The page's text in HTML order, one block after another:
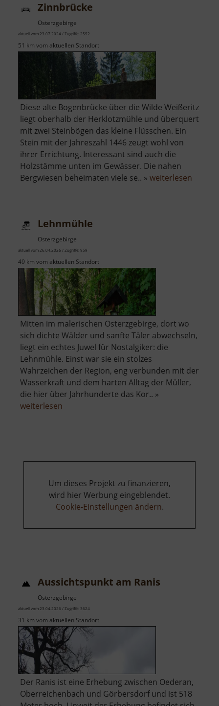
Frauenstein
Zinnbrücke
Osterzgebirge
aktuell vom 23.07.2024 / Zugriffe: 2552
51 km vom aktuellen Standort
Diese alte Bogenbrücke über die Wilde Weißeritz
liegt oberhalb der Herklotzmühle und überquert
mit zwei Steinbögen das kleine Flüsschen. Ein
Stein mit der Jahreszahl 1446 zeugt wohl von
ihrer Errichtung. Interessant sind auch die
Holzstämme unten im Gewässer. Die nahen
Bergwiesen beheimaten viele se.. » weiterlesen
Lehnmühle
Osterzgebirge
aktuell vom 26.04.2026 / Zugriffe: 959
49 km vom aktuellen Standort
Mitten im malerischen Osterzgebirge, dort wo
sich dichte Wälder und sanfte Täler abwechseln,
liegt ein echtes Juwel für Nostalgiker: die
Lehnmühle. Einst war sie ein stolzes
Wahrzeichen der Region, eng verbunden mit der
Wasserkraft und dem harten Alltag der Müller,
die hier über Jahrhunderte das Kor.. »
weiterlesen
Um dieses Projekt zu finanzieren,
wird hier Werbung eingeblendet.
Cookie-Einstellungen ändern.
Aussichtspunkt am Ranis
Osterzgebirge
aktuell vom 23.04.2026 / Zugriffe: 3624
31 km vom aktuellen Standort
Der Ranis ist eine Erhebung zwischen Oederan,
Oberreichenbach und Görbersdorf und ist 518